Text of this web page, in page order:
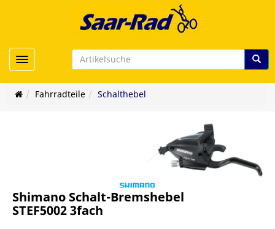
Toggle navigation
Fahrradteile Schalthebel
Shimano Schalt-Bremshebel
STEF5002 3fach